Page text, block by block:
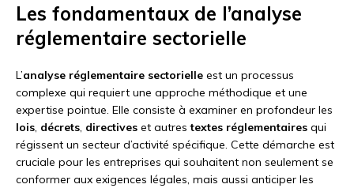
Les fondamentaux de l’analyse
réglementaire sectorielle
L’analyse réglementaire sectorielle est un processus
complexe qui requiert une approche méthodique et une
expertise pointue. Elle consiste à examiner en profondeur les
lois, décrets, directives et autrestextes réglementaires qui
régissent un secteur d’activité spécifique. Cette démarche est
cruciale pour les entreprises qui souhaitent non seulement se
conformer aux exigences légales, mais aussi anticiper les